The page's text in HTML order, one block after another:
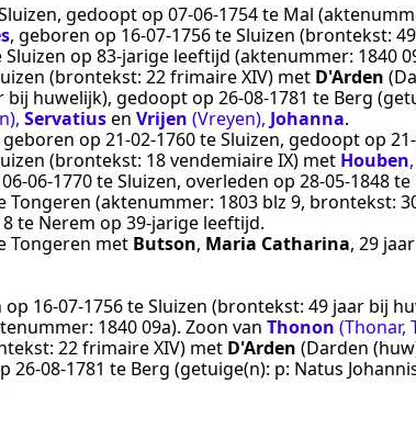
, gedoopt op 07‑06‑1754te Mal
, geboren op 16‑07‑1756teSluizen (brontekst:
Sluizen op 83-jarige leeftijd (aktenummer: 1840
(brontekst: 22 frimaire XIV) met D'Arden
bij huwelijk), gedoopt op 26‑08‑1781 te Berg
, Servatiusen Vrijen (Vreyen), Johanna.
geboren op 21‑02‑1760teSluizen, gedoopt op
(brontekst: 18 vendemiaire IX) met Houben,
06‑06‑1770teSluizen, overleden op 28‑05‑1848te
Tongeren (aktenummer: 1803 blz 9, brontekst:
te Nerem op 39-jarige leeftijd.
Tongeren met Butson, Maria Catharina, 29
op 16‑07‑1756teSluizen (brontekst: 49 jaar bij
1840 09a). Zoon van Thonon (Thonar,
22 frimaire XIV) met D'Arden (Darden
26‑08‑1781 te Berg (getuige(n): p: Natus